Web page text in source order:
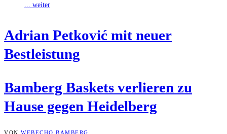
... weiter
Adri­an Pet­ko­vić mit neu­er
Bestleistung
Bam­berg Bas­kets ver­lie­ren zu
Hau­se gegen Heidelberg
VON WEBECHO BAMBERG